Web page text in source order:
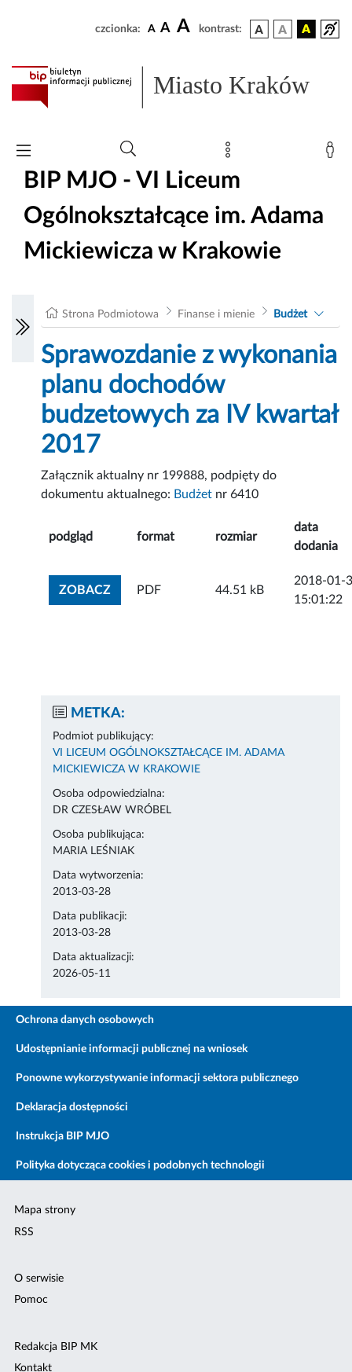
czcionka: A A A kontrast:
Miasto Kraków
BIP MJO - VI Liceum
Ogólnokształcące im. Adama
Mickiewicza w Krakowie
Strona Podmiotowa Finanse i mienie Budżet
Sprawozdanie z wykonania
planu dochodów
budzetowych za IV kwartał
2017
Załącznik aktualny nr 199888, podpięty do
dokumentu aktualnego: Budżet nr 6410
podgląd format rozmiar
data
dodania
ZOBACZZOBACZ ZAŁĄCZNIK
PDF 44.51 kB
2018-01-
15:01:22
METKA:
Podmiot publikujący:
VI LICEUM OGÓLNOKSZTAŁCĄCE IM. ADAMA
MICKIEWICZA W KRAKOWIE
Osoba odpowiedzialna:
DR CZESŁAW WRÓBEL
Osoba publikująca:
MARIA LEŚNIAK
Data wytworzenia:
2013-03-28
Data publikacji:
2013-03-28
Data aktualizacji:
2026-05-11
Ochrona danych osobowych
Udostępnianie informacji publicznej na wniosek
Ponowne wykorzystywanie informacji sektora publicznego
Deklaracja dostępności
Instrukcja BIP MJO
Polityka dotycząca cookies i podobnych technologii
Mapa strony
RSS
O serwisie
Pomoc
Redakcja BIP MK
Kontakt